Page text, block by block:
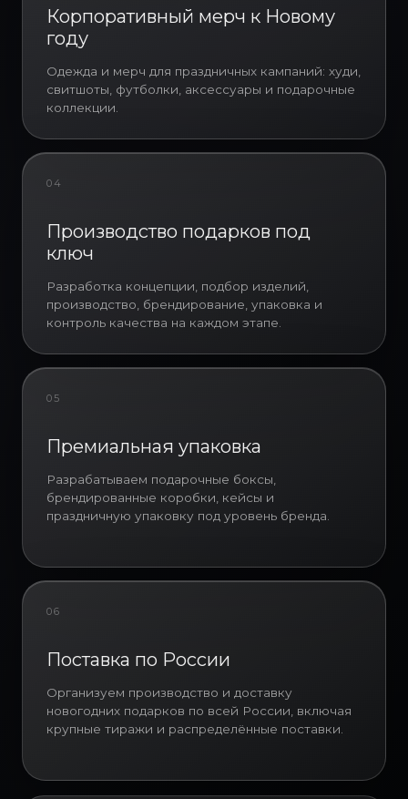
Корпоративный мерч к Новому
году
Одежда и мерч для праздничных кампаний: худи,
свитшоты, футболки, аксессуары и подарочные
коллекции.
04
Производство подарков под
ключ
Разработка концепции, подбор изделий,
производство, брендирование, упаковка и
контроль качества на каждом этапе.
05
Премиальная упаковка
Разрабатываем подарочные боксы,
брендированные коробки, кейсы и
праздничную упаковку под уровень бренда.
06
Поставка по России
Организуем производство и доставку
новогодних подарков по всей России, включая
крупные тиражи и распределённые поставки.
вовлеченность персонала и
уровень лояльности компании.
Корпоративный подарок
становится символом признания
вклада сотрудника в общий
результат.
В зависимости от бюджета и
задач компании мы создаем как
массовые корпоративные
подарочные наборы для
руководителей и ключевых
сотрудников. В состав подарка
могут входить брендированные
кружки, термосы, текстиль,
сладости, аксессуары,
канцелярия, электроника, товары
для дома, продукция российских
производителей и эксклюзивные
Особой популярностью
пользуются новогодние
подарочные боксы с логотипом
компании.
Такой формат позволяет
объединить несколько категорий
продукции в единую концепцию,
подчеркнуть фирменный стиль
ценность подарка в глазах
получателя.